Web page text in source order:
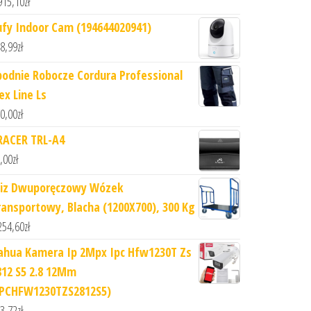
Indoor Cam (194644020941)
zł
Robocze Cordura Professional
Line Ls
zł
TRL-A4
zł
Dwuporęczowy Wózek
Blacha (1200X700), 300 Kg
zł
Kamera Ip 2Mpx Ipc Hfw1230T Zs
S5 2.8 12Mm